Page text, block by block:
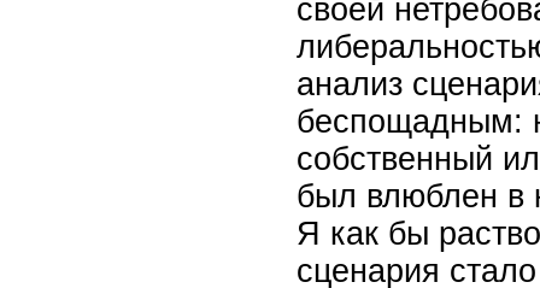
своей
анализ
беспощадным:
собственный
был влюблен в
Я как бы
сценария